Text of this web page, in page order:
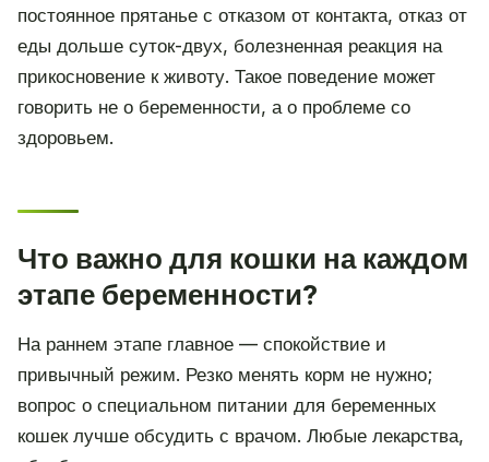
постоянное прятанье с отказом от контакта, отказ от
еды дольше суток-двух, болезненная реакция на
прикосновение к животу. Такое поведение может
говорить не о беременности, а о проблеме со
здоровьем.
Что важно для кошки на каждом
этапе беременности?
На раннем этапе главное — спокойствие и
привычный режим. Резко менять корм не нужно;
вопрос о специальном питании для беременных
кошек лучше обсудить с врачом. Любые лекарства,